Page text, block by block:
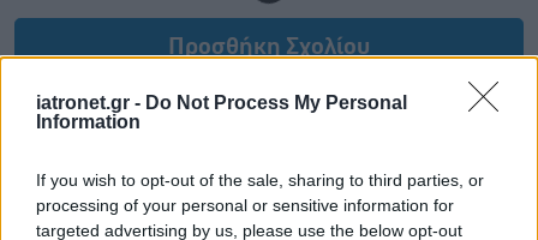
iatronet.gr - Do Not Process My Personal
Information
If you wish to opt-out of the sale, sharing to third parties, or
processing of your personal or sensitive information for
targeted advertising by us, please use the below opt-out
Προσθήκη Σχολίου